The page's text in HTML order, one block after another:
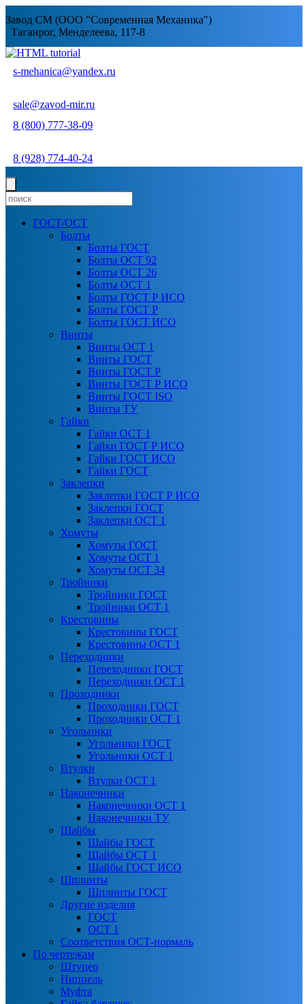
Завод СМ (ООО "Современная Механика")
Таганрог, Менделеева, 117-8
s-mehanica@yandex.ru
sale@zavod-mir.ru
8 (800) 777-38-09
8 (928) 774-40-24
ГОСТ/ОСТ
Болты
Болты ГОСТ
Болты ОСТ 92
Болты ОСТ 26
Болты ОСТ 1
Болты ГОСТ Р ИСО
Болты ГОСТ Р
Болты ГОСТ ИСО
Винты
Винты ОСТ 1
Винты ГОСТ
Винты ГОСТ Р
Винты ГОСТ Р ИСО
Винты ГОСТ ISO
Винты ТУ
Гайки
Гайки ОСТ 1
Гайки ГОСТ Р ИСО
Гайки ГОСТ ИСО
Гайки ГОСТ
Заклепки
Заклепки ГОСТ Р ИСО
Заклепки ГОСТ
Заклепки ОСТ 1
Хомуты
Хомуты ГОСТ
Хомуты ОСТ 1
Хомуты ОСТ 34
Тройники
Тройники ГОСТ
Тройники ОСТ 1
Крестовины
Крестовины ГОСТ
Крестовины ОСТ 1
Переходники
Переходники ГОСТ
Переходники ОСТ 1
Проходники
Проходники ГОСТ
Проходники ОСТ 1
Угольники
Угольники ГОСТ
Угольники ОСТ 1
Втулки
Втулки ОСТ 1
Наконечники
Наконечники ОСТ 1
Наконечники ТУ
Шайбы
Шайбы ГОСТ
Шайбы ОСТ 1
Шайбы ГОСТ ИСО
Шплинты
Шплинты ГОСТ
Другие изделия
ГОСТ
ОСТ 1
Соответствия ОСТ-нормаль
По чертежам
Штуцер
Ниппель
Муфта